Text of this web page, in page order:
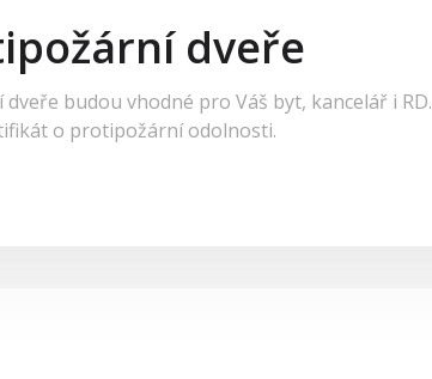
dveře
budou vhodné pro Váš byt, kancelář i RD.
o protipožární odolnosti.